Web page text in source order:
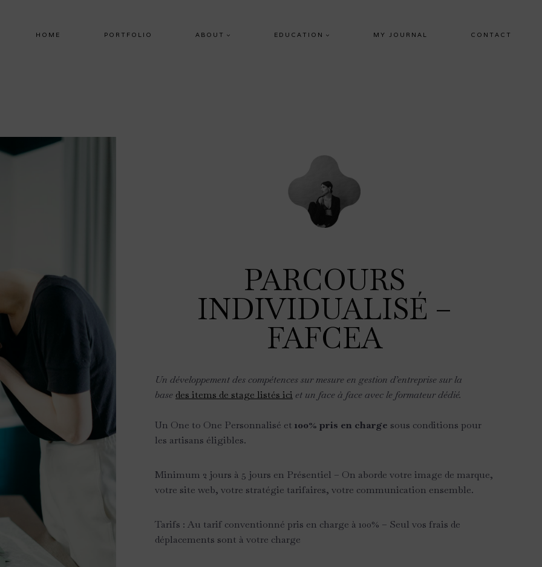
HOME PORTFOLIO ABOUT EDUCATION MY JOURNAL CONTACT
PARCOURS
INDIVIDUALISÉ –
FAFCEA
Un développement des compétences sur mesure en gestion d’entreprise sur la
base des items de stage listés ici et un face à face avec le formateur dédié.
Un One to One Personnalisé et 100% pris en charge sous conditions pour
les artisans éligibles.
Minimum 2 jours à 5 jours en Présentiel – On aborde votre image de marque,
votre site web, votre stratégie tarifaires, votre communication ensemble.
Tarifs : Au tarif conventionné pris en charge à 100% – Seul vos frais de
déplacements sont à votre charge